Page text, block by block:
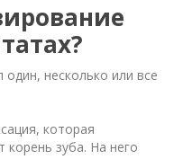
несколько или все
которая
корень зуба. На него